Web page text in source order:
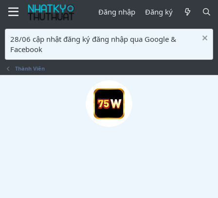
Đăng nhập Đăng ký
28/06 cập nhật đăng ký đăng nhập qua Google &
Facebook
Thành Viên